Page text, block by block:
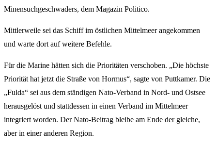
Minensuchgeschwaders, dem Magazin Politico.
Mittlerweile sei das Schiff im östlichen Mittelmeer angekommen
und warte dort auf weitere Befehle.
Für die Marine hätten sich die Prioritäten verschoben. „Die höchste
Priorität hat jetzt die Straße von Hormus“, sagte von Puttkamer. Die
„Fulda“ sei aus dem ständigen Nato-Verband in Nord- und Ostsee
herausgelöst und stattdessen in einen Verband im Mittelmeer
integriert worden. Der Nato-Beitrag bleibe am Ende der gleiche,
aber in einer anderen Region.